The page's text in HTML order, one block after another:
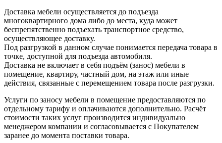
Доставка мебели осуществляется до подъезда
многоквартирного дома либо до места, куда может
беспрепятственно подъехать транспортное средство,
осуществляющее доставку.
Под разгрузкой в данном случае понимается передача товара в
точке, доступной для подъезда автомобиля.
Доставка не включает в себя подъём (занос) мебели в
помещение, квартиру, частный дом, на этаж или иные
действия, связанные с перемещением товара после разгрузки.
Услуги по заносу мебели в помещение предоставляются по
отдельному тарифу и оплачиваются дополнительно. Расчёт
стоимости таких услуг производится индивидуально
менеджером компании и согласовывается с Покупателем
заранее до момента поставки товара.